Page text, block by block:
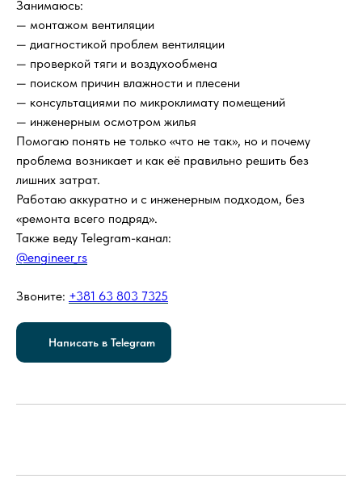
Занимаюсь:
— монтажом вентиляции
— диагностикой проблем вентиляции
— проверкой тяги и воздухообмена
— поиском причин влажности и плесени
— консультациями по микроклимату помещений
— инженерным осмотром жилья
Помогаю понять не только «что не так», но и почему
проблема возникает и как её правильно решить без
лишних затрат.
Работаю аккуратно и с инженерным подходом, без
«ремонта всего подряд».
Также веду Telegram-канал:
@engineer_rs
Звоните: +381 63 803 7325
Написать в Telegram